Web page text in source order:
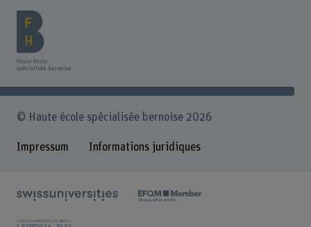
© Haute école spécialisée bernoise 2026
Impressum Informations juridiques